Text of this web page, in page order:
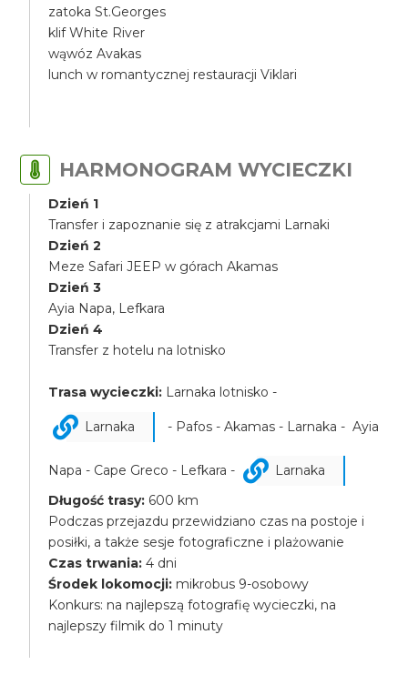
zatoka St.Georges
klif White River
wąwóz Avakas
lunch w romantycznej restauracji Viklari
HARMONOGRAM WYCIECZKI
Dzień 1
Transfer i zapoznanie się z atrakcjami Larnaki
Dzień 2
Meze Safari JEEP w górach Akamas
Dzień 3
Ayia Napa, Lefkara
Dzień 4
Transfer z hotelu na lotnisko
Trasa wycieczki: Larnaka lotnisko -
Larnaka - Pafos - Akamas - Larnaka - Ayia
Napa - Cape Greco - Lefkara -
Larnaka
Długość trasy: 600 km
Podczas przejazdu przewidziano czas na postoje i
posiłki, a także sesje fotograficzne i plażowanie
Czas trwania:4 dni
Środek lokomocji: mikrobus 9-osobowy
Konkurs: na najlepszą fotografię wycieczki, na
najlepszy filmik do 1 minuty